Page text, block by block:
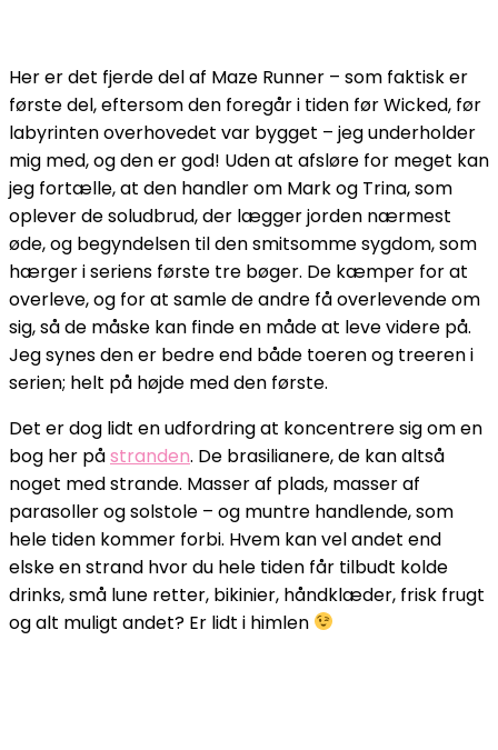
Her er det fjerde del af Maze Runner – som faktisk er
første del, eftersom den foregår i tiden før Wicked, før
labyrinten overhovedet var bygget – jeg underholder
mig med, og den er god! Uden at afsløre for meget kan
jeg fortælle, at den handler om Mark og Trina, som
oplever de soludbrud, der lægger jorden nærmest
øde, og begyndelsen til den smitsomme sygdom, som
hærger i seriens første tre bøger. De kæmper for at
overleve, og for at samle de andre få overlevende om
sig, så de måske kan finde en måde at leve videre på.
Jeg synes den er bedre end både toeren og treeren i
serien; helt på højde med den første.
Det er dog lidt en udfordring at koncentrere sig om en
bog her påstranden. De brasilianere, de kan altså
noget med strande. Masser af plads, masser af
parasoller og solstole – og muntre handlende, som
hele tiden kommer forbi. Hvem kan vel andet end
elske en strand hvor du hele tiden får tilbudt kolde
drinks, små lune retter, bikinier, håndklæder, frisk frugt
og alt muligt andet? Er lidt i himlen